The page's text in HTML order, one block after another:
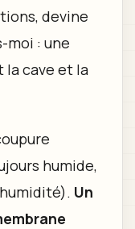
devine
moi : une
la cave et la
humide,
Un